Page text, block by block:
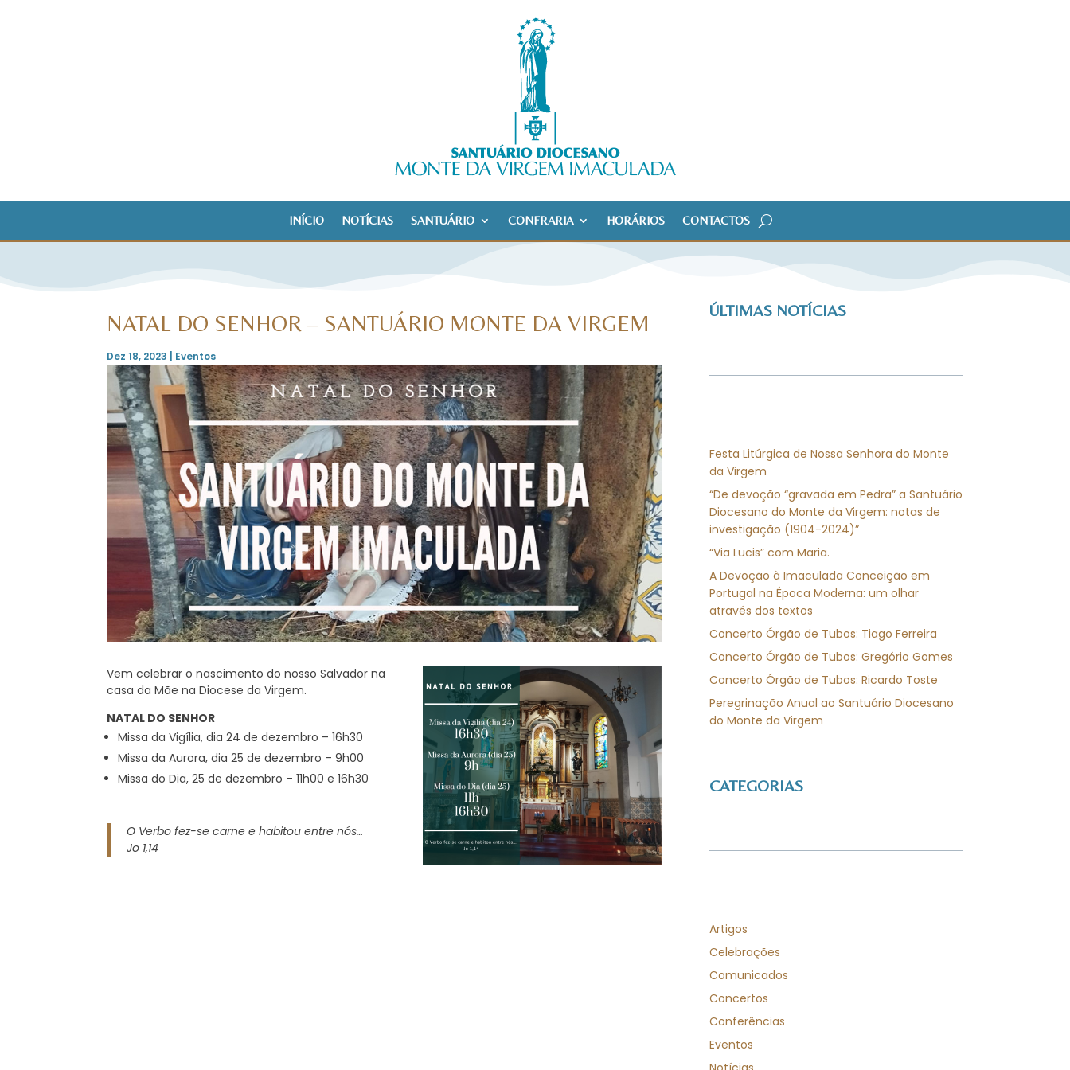
INÍCIO NOTÍCIAS SANTUÁRIO CONFRARIA HORÁRIOS CONTACTOS
NATAL DO SENHOR – SANTUÁRIO MONTE DA VIRGEM
Dez 18, 2023 Eventos
Vem celebrar o nascimento do nosso Salvador na
casa da Mãe na Diocese da Virgem.
NATAL DO SENHOR
Missa da Vigília, dia 24 de dezembro – 16h30
Missa da Aurora, dia 25 de dezembro – 9h00
Missa do Dia, 25 de dezembro – 11h00 e 16h30
O Verbo fez-se carne e habitou entre nós…
Jo 1,14
ÚLTIMAS NOTÍCIAS
Festa Litúrgica de Nossa Senhora do Monte
da Virgem
“De devoção “gravada em Pedra” a Santuário
Diocesano do Monte da Virgem: notas de
investigação (1904-2024)”
“Via Lucis” com Maria.
A Devoção à Imaculada Conceição em
Portugal na Época Moderna: um olhar
através dos textos
Concerto Órgão de Tubos: Tiago Ferreira
Concerto Órgão de Tubos: Gregório Gomes
Concerto Órgão de Tubos: Ricardo Toste
Peregrinação Anual ao Santuário Diocesano
do Monte da Virgem
CATEGORIAS
Artigos
Celebrações
Comunicados
Concertos
Conferências
Eventos